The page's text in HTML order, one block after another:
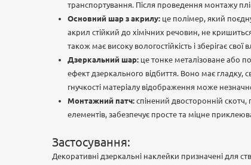
транспортування. Після проведення монтажу
Основний шар з акрилу: це полімер, який
акрил стійкий до хімічних речовин, не
також має високу вологостійкість і зберігає
Дзеркальний шар: це тонке металізоване або
ефект дзеркального відбиття. Воно має гладку,
гнучкості матеріалу відображення може
Монтажний патч: спінений двосторонній
елементів, забезпечує просте та міцне
Застосування:
Декоративні дзеркальні наклейки призначені для